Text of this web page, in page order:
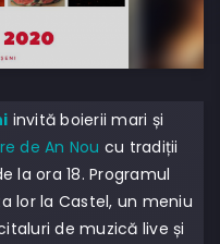
invită boierii mari și
de An Nou cu tradiții
la ora 18. Programul
lor la Castel, un meniu
de muzică live și